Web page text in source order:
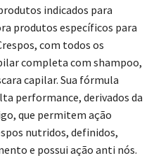
indicados para
produtos específicos para
com todos os
completa com shampoo,
capilar. Sua fórmula
performance, derivados da
que permitem ação
nutridos, definidos,
e possui ação anti nós.